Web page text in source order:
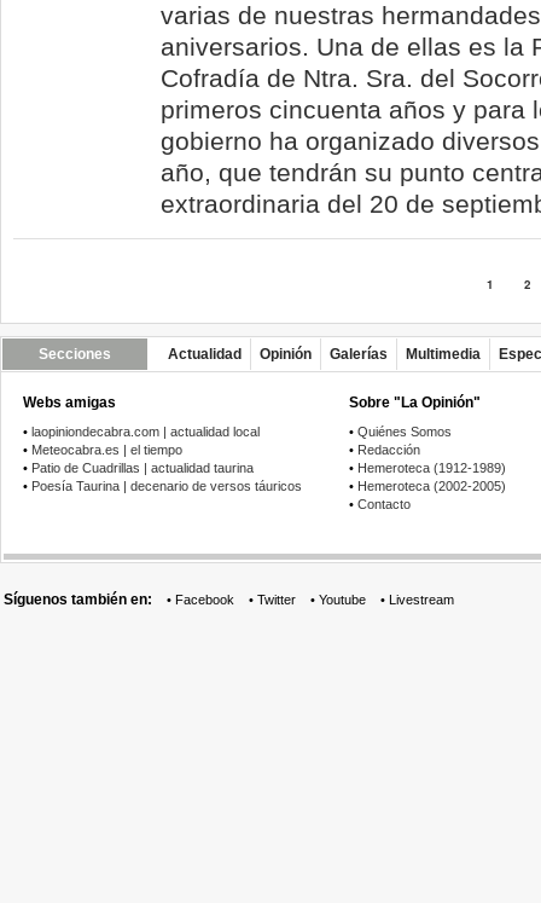
varias de nuestras
aniversarios. Una de ellas es la
Cofradía de Ntra. Sra. del
primeros cincuenta años y para
gobierno ha organizado
año, que tendrán su punto
extraordinaria del 20 de
1 2
Secciones Actualidad Opinión Galerías Multimedia
Webs amigas
• laopiniondecabra.com | actualidad local
• Meteocabra.es | el tiempo
• Patio de Cuadrillas | actualidad taurina
• Poesía Taurina | decenario de versos táuricos
Sobre "La Opinión"
• Quiénes Somos
• Redacción
• Hemeroteca (1912-1989)
• Hemeroteca (2002-2005)
• Contacto
Síguenos también en: • Facebook • Twitter • Youtube • Livestream